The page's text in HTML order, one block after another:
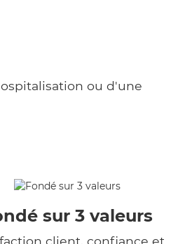
ou d'une
sur 3 valeurs